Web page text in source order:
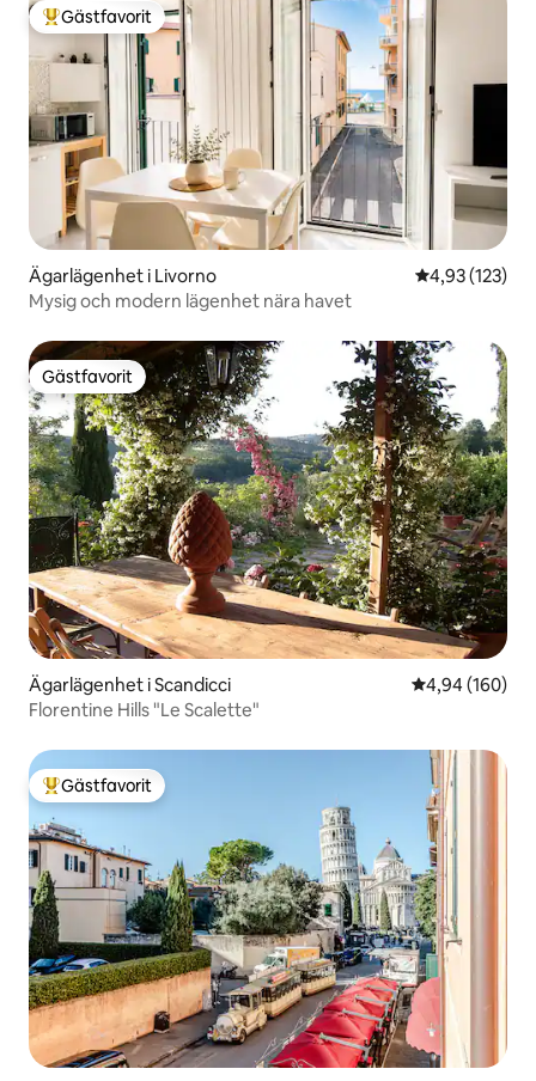
Populär gästfavorit
Gästfavorit
Ägarlägenhet i Livorno 4,93 av 5 i
4,93 (123)
Mysig och modern lägenhet nära havet
Gästfavorit
Gästfavorit
Ägarlägenhet i Scandicci 4,94 av 5 i
4,94 (160)
Florentine Hills "Le Scalette"
Populär gästfavorit
Gästfavorit